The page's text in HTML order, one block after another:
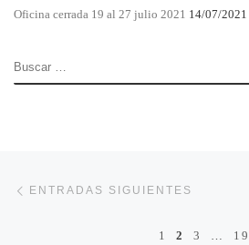
Oficina cerrada 19 al 27 julio 2021 14/07/2021
BUSCAR
Navegación de entradas
ENTRADAS SIGUIENTES
1 2 3 19